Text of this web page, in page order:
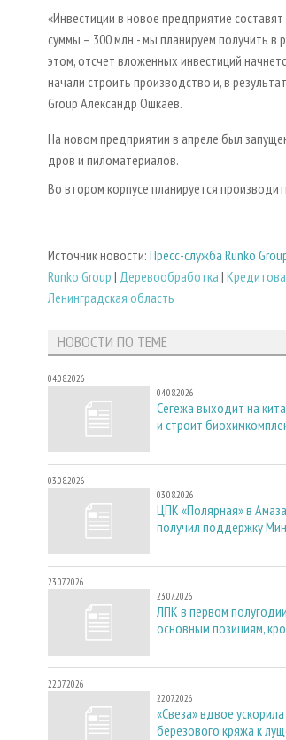
«Инвестиции в новое предприятие
суммы – 300 млн - мы планируем получить в
этом, отсчет вложенных инвестиций
начали строить производство и, в
Group Александр Ошкаев.
На новом предприятии в апреле был
дров и пиломатериалов.
Во втором корпусе планируется
Источник новости: Пресс-служба Runko
Runko Group | Деревообработка |
Ленинградская область
НОВОСТИ ПО ТЕМЕ
04.08.2026
04.08.2026
Сегежа выходит на
и строит
03.08.2026
03.08.2026
ЦПК «Полярная» в
получил поддержку
23.07.2026
23.07.2026
ЛПК в первом
основным позициям,
22.07.2026
22.07.2026
«Свеза» вдвое
березового кряжа к